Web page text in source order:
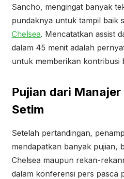
Sancho, mengingat banyak
pundaknya untuk tampil baik
Chelsea. Mencatatkan assist
dalam 45 menit adalah
untuk memberikan kontribusi
Pujian dari Manajer
Setim
Setelah pertandingan,
mendapatkan banyak pujian,
Chelsea maupun rekan-
dalam konferensi pers pasca